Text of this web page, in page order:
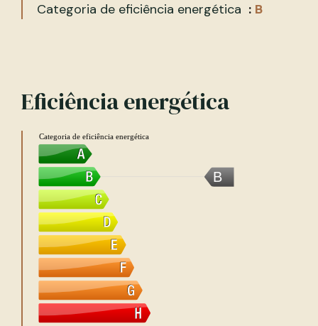
Categoria de eficiência energética
B
Eficiência energética
B
Categoria de eficiência energética